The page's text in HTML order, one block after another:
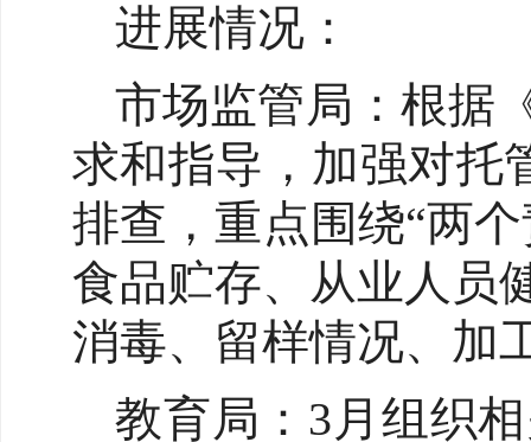
进展情况：
市场监管局：根据
求和指导，加强对托
排查，重点围绕“两
食品贮存、从业人员
消毒、留样情况、加
教育局：3月组织